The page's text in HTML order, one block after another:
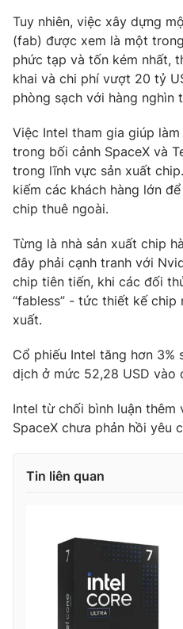
VTV Money
VTV Sức khoẻ
Thị trường 24h
VTV4
VTV9
Liên hệ tòa soạn
THỜI BÁO VTV
Theo dõi báo trên
Cơ quan chủ quản:
Tổng Biên tập:
Vũ Thanh Thủy
Phó Tổng Biên tập:Nguyễn Thị
Nguyễn Trọng Ninh
Tổng đài VTV:024.38 355 931 -
Tuy nhiên, việc xây dựng
(fab) được xem là một
phức tạp và tốn kém nhất,
khai và chi phí vượt 20 tỷ
phòng sạch với hàng nghìn
Việc Intel tham gia giúp
trong bối cảnh SpaceX và
trong lĩnh vực sản xuất
kiếm các khách hàng lớn
chip thuê ngoài.
Từng là nhà sản xuất chip
đây phải cạnh tranh với
chip tiên tiến, khi các đối
“fabless” - tức thiết kế chip
xuất.
Cổ phiếu Intel tăng hơn 3%
dịch ở mức 52,28 USD vào
Intel từ chối bình luận thêm
SpaceX chưa phản hồi yêu
Tin liên quan